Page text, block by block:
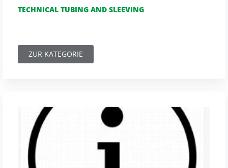
TECHNICAL TUBING AND SLEEVING
ZUR KATEGORIE